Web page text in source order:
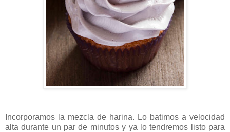
Incorporamos la mezcla de harina. Lo batimos a velocidad
alta durante un par de minutos y ya lo tendremos listo para